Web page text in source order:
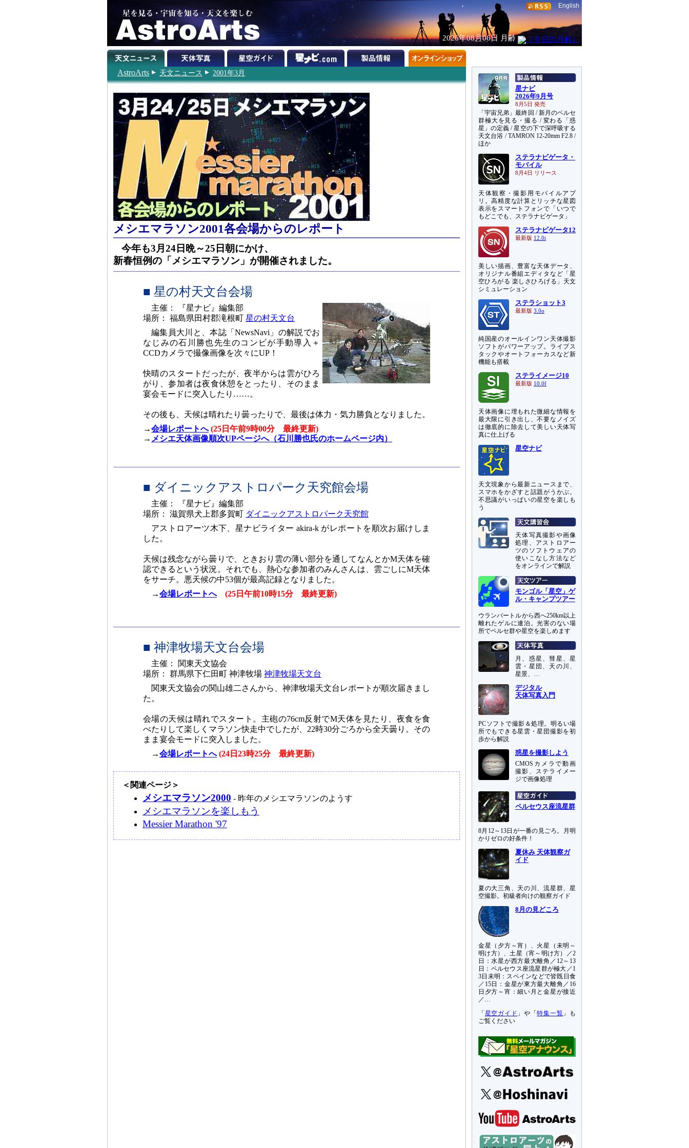
English
2026年08月06日 月齢
AstroArts 天文ニュース 2001年3月
メシエマラソン2001各会場からのレポート
今年も3月24日晩～25日朝にかけ、
新春恒例の「メシエマラソン」が開催されました。
■ 星の村天文台会場
主催： 『星ナビ』編集部
場所： 福島県田村郡滝根町 星の村天文台
編集員大川と、本誌「NewsNavi」の解説でお
なじみの石川勝也先生のコンビが手動導入＋
CCDカメラで撮像画像を次々にUP！
快晴のスタートだったが、夜半からは雲がひろ
がり、参加者は夜食休憩をとったり、そのまま
宴会モードに突入したり……。
その後も、天候は晴れたり曇ったりで、最後は体力・気力勝負となりました。
→会場レポートへ (25日午前9時00分 最終更新)
→ メシエ天体画像順次UPページへ（石川勝也氏のホームページ内）
■ ダイニックアストロパーク天究館会場
主催： 『星ナビ』編集部
場所： 滋賀県犬上郡多賀町 ダイニックアストロパーク天究館
アストロアーツ木下、星ナビライター akira-k がレポートを順次お届けしま
した。
天候は残念ながら曇りで、ときおり雲の薄い部分を通してなんとかM天体を確
認できるという状況。それでも、熱心な参加者のみんさんは、雲ごしにM天体
をサーチ。悪天候の中53個が最高記録となりました。
→会場レポートへ (25日午前10時15分 最終更新)
■ 神津牧場天文台会場
主催： 関東天文協会
場所： 群馬県下仁田町 神津牧場 神津牧場天文台
関東天文協会の関山雄二さんから、神津牧場天文台レポートが順次届きまし
た。
会場の天候は晴れでスタート。主砲の76cm反射でM天体を見たり、夜食を食
べたりして楽しくマラソン快走中でしたが、22時30分ごろから全天曇り。その
まま宴会モードに突入しました。
→会場レポートへ (24日23時25分 最終更新)
＜関連ページ＞
メシエマラソン2000 - 昨年のメシエマラソンのようす
メシエマラソンを楽しもう
Messier Marathon '97
星ナビ
2026年9月号
8月5日 発売
「宇宙兄弟」最終回 / 新月のペルセ
群極大を見る・撮る / 変わる「惑
星」の定義 / 星空の下で深呼吸する
天文台浴 / TAMRON 12-20mm F2.8 /
ほか
ステラナビゲータ・
モバイル
8月4日 リリース
天体観察・撮影用モバイルアプ
リ。高精度な計算とリッチな星図
表示をスマートフォンで「いつで
もどこでも、ステラナビゲータ」
ステラナビゲータ12
最新版 12.0i
美しい描画、豊富な天体データ、
オリジナル番組エディタなど「星
空ひろがる 楽しさひろげる」天文
シミュレーション
ステラショット3
最新版 3.0o
純国産のオールインワン天体撮影
ソフトがパワーアップ。ライブス
タックやオートフォーカスなど新
機能も搭載
ステライメージ10
最新版 10.0f
天体画像に埋もれた微細な情報を
最大限に引き出し、不要なノイズ
は徹底的に除去して美しい天体写
真に仕上げる
星空ナビ
天文現象から最新ニュースまで、
スマホをかざすと話題がうかぶ。
不思議がいっぱいの星空を楽しも
う
天体写真撮影や画像
処理、アストロアー
ツのソフトウェアの
使いこなし方法など
をオンラインで解説
モンゴル「星空」ゲ
ル・キャンプツアー
ウランバートルから西へ250km以上
離れたゲルに連泊。光害のない場
所でペルセ群や星空を楽しめます
月、惑星、彗星、星
雲・星団、天の川、
星景、…
デジタル
天体写真入門
PCソフトで撮影＆処理。明るい場
所でもできる星雲・星団撮影を初
歩から解説
惑星を撮影しよう
CMOSカメラで動画
撮影、ステライメー
ジで画像処理
ペルセウス座流星群
8月12～13日が一番の見ごろ。月明
かりゼロの好条件！
夏休み 天体観察ガ
イド
夏の大三角、天の川、流星群、星
空撮影。初級者向けの観察ガイド
8月の見どころ
金星（夕方～宵）、火星（未明～
明け方）、土星（宵～明け方）／2
日：水星が西方最大離角／12～13
日：ペルセウス座流星群が極大／1
3日未明：スペインなどで皆既日食
／15日：金星が東方最大離角／16
日夕方～宵：細い月と金星が接近
／…
「 星空ガイド 」や「特集一覧 」も
ご覧ください